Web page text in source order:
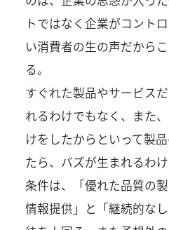
トではなく企業がコント
い消費者の生の声だから
る。
すぐれた製品やサービス
れるわけでもなく、また
けをしたからといって製
たら、バズが生まれるわ
条件は、「優れた品質の
情報提供」と「継続的な